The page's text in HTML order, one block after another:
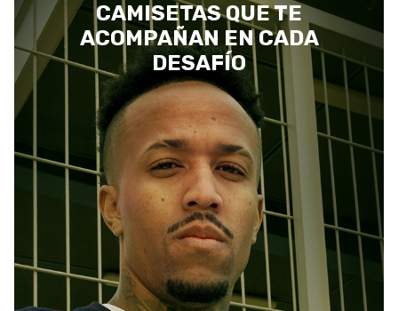
CAMISETAS QUE TE
ACOMPAÑAN EN CADA
DESAFÍO